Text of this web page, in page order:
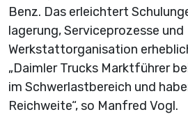
Benz. Das erleichtert
lagerung, Serviceprozesse und
Werkstattorganisation
„Daimler Trucks Marktführer
im Schwerlastbereich und
Reichweite“, so Manfred Vogl.